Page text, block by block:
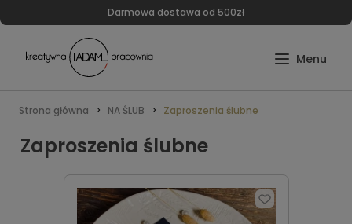
Darmowa dostawa od 500zł
Strona główna NA ŚLUB Zaproszenia ślubne
Zaproszenia ślubne